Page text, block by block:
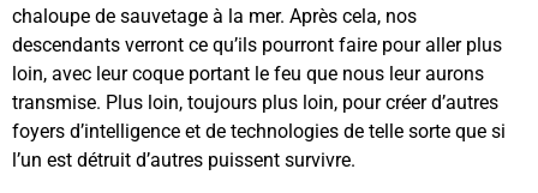
chaloupe de sauvetage à la mer. Après cela, nos
descendants verront ce qu’ils pourront faire pour aller plus
loin, avec leur coque portant le feu que nous leur aurons
transmise. Plus loin, toujours plus loin, pour créer d’autres
foyers d’intelligence et de technologies de telle sorte que si
l’un est détruit d’autres puissent survivre.